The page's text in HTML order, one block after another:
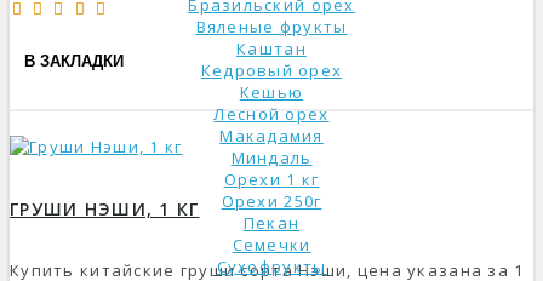
Бразильский орех
Вяленые фрукты
Каштан
Кедровый орех
Кешью
Лесной орех
Макадамия
Миндаль
Орехи 1 кг
Орехи 250г
Пекан
Семечки
Сухофрукты
В ЗАКЛАДКИ
ГРУШИ НЭШИ, 1 КГ
Купить китайские груши сорта Нэши, цена указана за 1